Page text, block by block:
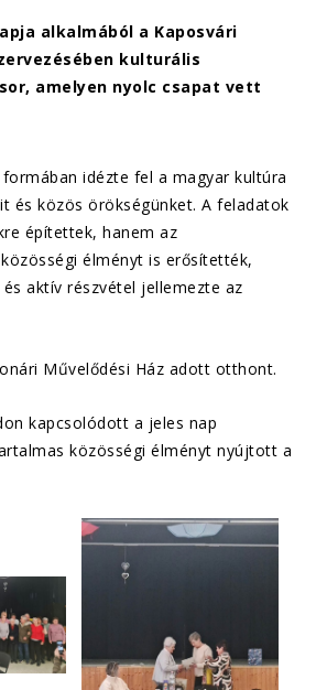
alkalmából a Kaposvári
kulturális
amelyen nyolc csapat vett
idézte fel a magyar kultúra
és közös örökségünket. A feladatok
építettek, hanem az
élményt is erősítették,
aktív részvétel jellemezte az
Művelődési Ház adott otthont.
kapcsolódott a jeles nap
közösségi élményt nyújtott a